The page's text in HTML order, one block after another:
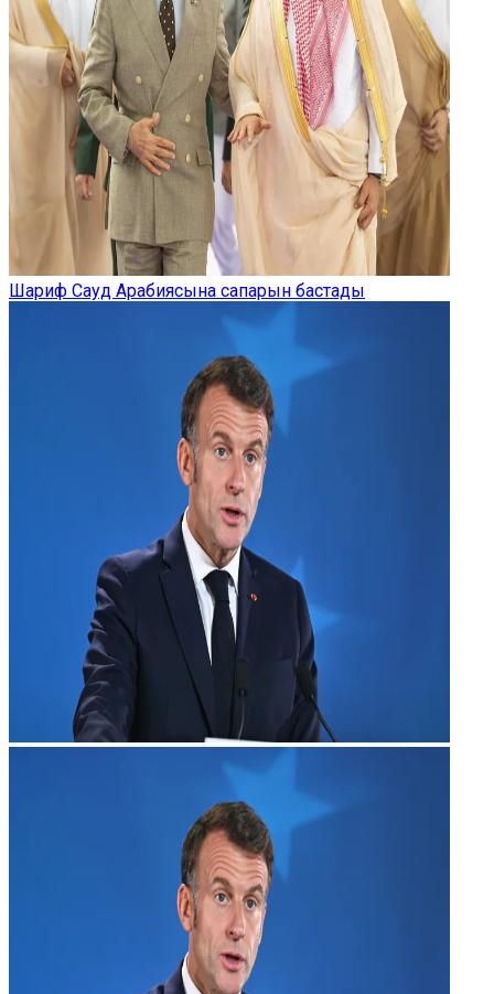
Шариф Сауд Арабиясына сапарын бастады